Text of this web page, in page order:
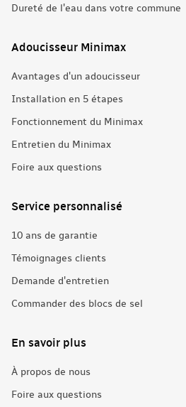
Dureté de l'eau dans votre commune
Adoucisseur Minimax
Avantages d'un adoucisseur
Installation en 5 étapes
Fonctionnement du Minimax
Entretien du Minimax
Foire aux questions
Service personnalisé
10 ans de garantie
Témoignages clients
Demande d'entretien
Commander des blocs de sel
En savoir plus
À propos de nous
Foire aux questions